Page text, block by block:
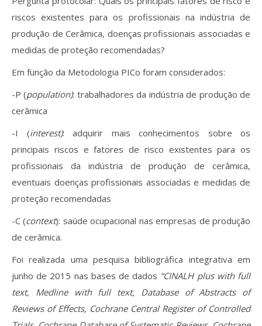
riscos existentes para os profissionais na indústria de
produção de Cerâmica, doenças profissionais associadas e
medidas de proteção recomendadas?
Em função da Metodologia PICo foram considerados:
-P (population): trabalhadores da indústria de produção de
cerâmica
-I (interest): adquirir mais conhecimentos sobre os
principais riscos e fatores de risco existentes para os
profissionais da indústria de produção de cerâmica,
eventuais doenças profissionais associadas e medidas de
proteção recomendadas
-C (context): saúde ocupacional nas empresas de produção
de cerâmica.
Foi realizada uma pesquisa bibliográfica integrativa em
junho de 2015 nas bases de dados “CINALH plus with full
text, Medline with full text, Database of Abstracts of
Reviews of Effects, Cochrane Central Register of Controlled